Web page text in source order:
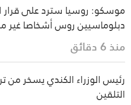
موسكو: روسيا سترد على قرار
دبلوماسيين روس أشخاصا غير
منذ 6 دقائق
رئيس الوزراء الكندي يسخر من
التلقين